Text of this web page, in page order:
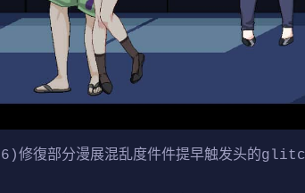
修復部分漫展混乱度件件提早触发头的